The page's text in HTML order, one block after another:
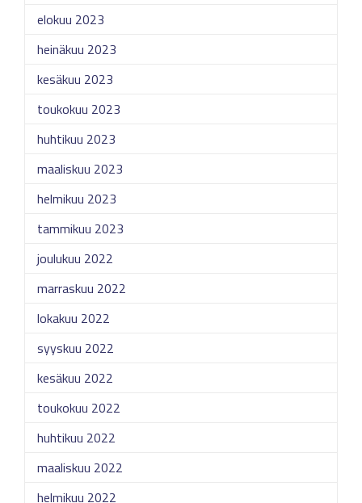
elokuu 2023
heinäkuu 2023
kesäkuu 2023
toukokuu 2023
huhtikuu 2023
maaliskuu 2023
helmikuu 2023
tammikuu 2023
joulukuu 2022
marraskuu 2022
lokakuu 2022
syyskuu 2022
kesäkuu 2022
toukokuu 2022
huhtikuu 2022
maaliskuu 2022
helmikuu 2022